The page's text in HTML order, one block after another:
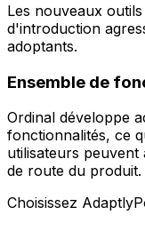
Les nouveaux
d'introduction
adoptants.
Ensemble de
Ordinal développe
fonctionnalités, ce
utilisateurs
de route du produit.
Choisissez